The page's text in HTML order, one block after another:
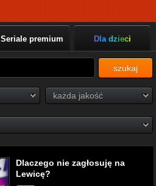
Seriale premium Dla dzieci
szukaj
Dlaczego nie zagłosuję na
Lewicę?